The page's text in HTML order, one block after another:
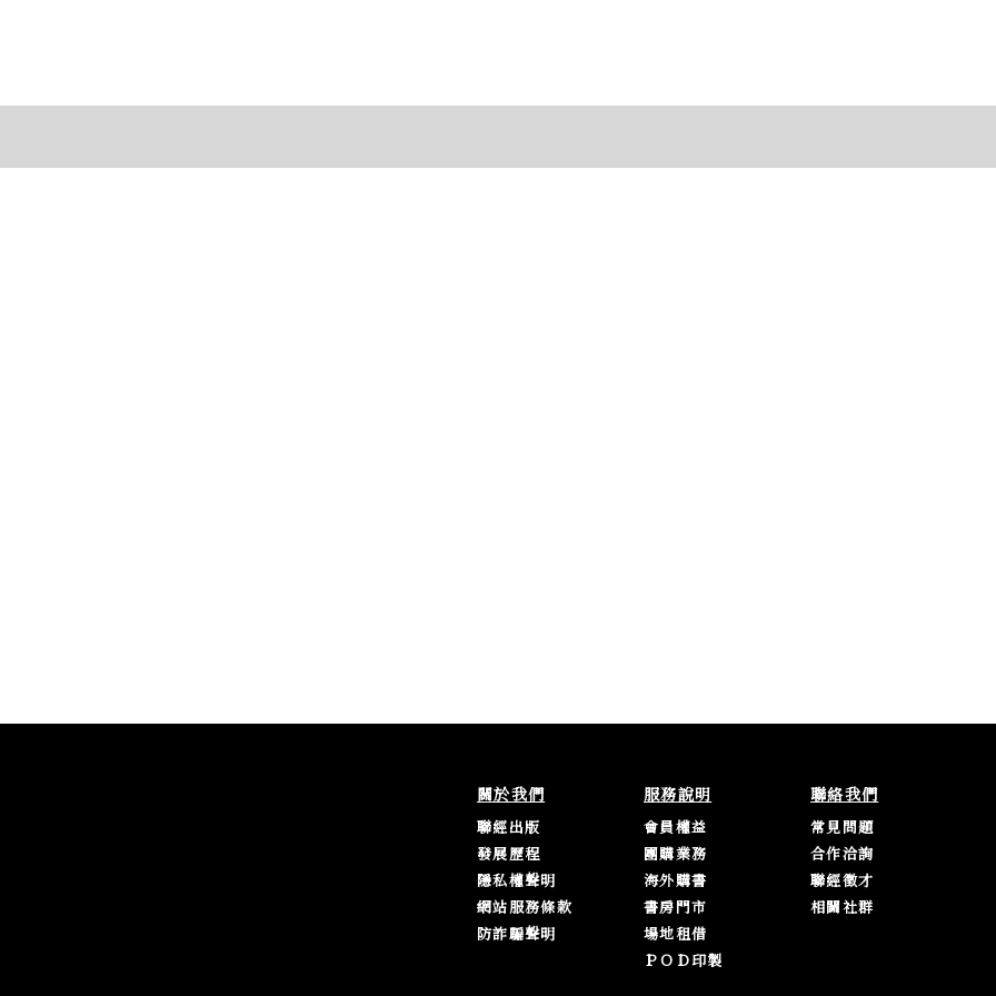
關於我們
聯經出版
發展歷程
隱私權聲明
網站服務條款
防詐騙聲明
服務說明
會員權益
團購業務
海外購書
書房門市
場地租借
ＰＯＤ印製
聯絡我們
常見問題
合作洽詢
聯經徵才
相關社群